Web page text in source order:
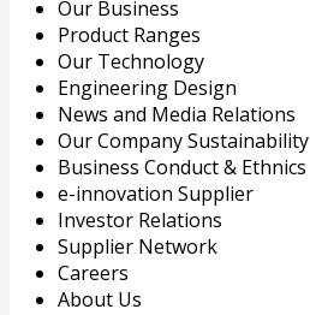
Our Business
Product Ranges
Our Technology
Engineering Design
News and Media Relations
Our Company Sustainability
Business Conduct & Ethnics
e-innovation Supplier
Investor Relations
Supplier Network
Careers
About Us